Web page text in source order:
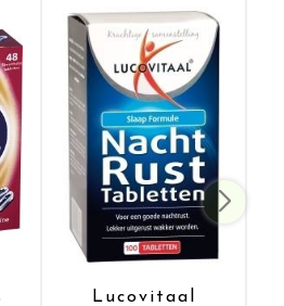
(Melissa officinalis),
Netzmittel: Glycerin,
Hopfenextrakt, LACTOSE
Emulgator: SOJA-
Eisenoxid, STabilisator:
halbe Stunde vor dem
die beiliegende Anleitung.
Lucovitaal